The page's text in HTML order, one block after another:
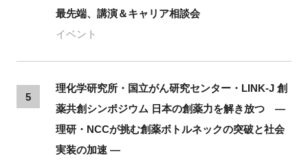
最先端、講演＆キャリア相談会
イベント
5
理化学研究所・国立がん研究センター・LINK-J 創
薬共創シンポジウム 日本の創薬力を解き放つ ―
理研・NCCが挑む創薬ボトルネックの突破と社会
実装の加速 ―